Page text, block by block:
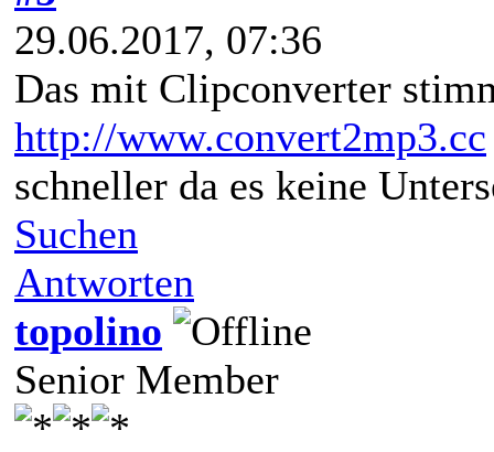
29.06.2017, 07:36
Das mit Clipconverter
http://www.convert2mp3.cc
schneller da es keine
Suchen
Antworten
topolino
Senior Member